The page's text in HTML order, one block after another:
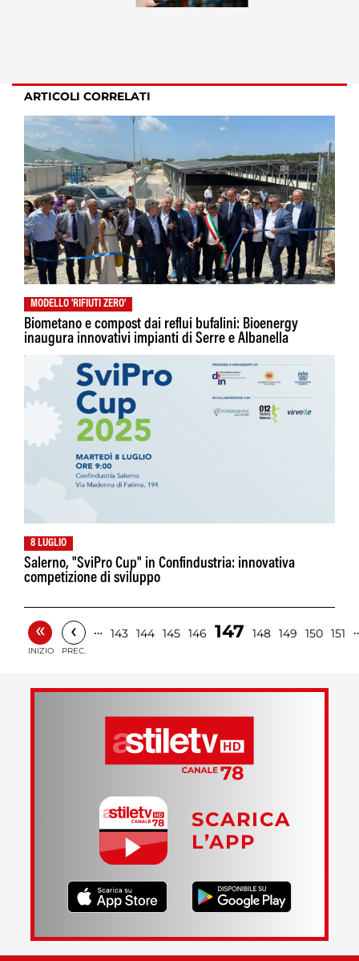
ARTICOLI CORRELATI
MODELLO 'RIFIUTI ZERO'
Biometano e compost dai reflui bufalini: Bioenergy
inaugura innovativi impianti di Serre e Albanella
8 LUGLIO
Salerno, "SviPro Cup" in Confindustria: innovativa
competizione di sviluppo
«
INIZIO
‹
PREC.
… 143 144 145 146 147 148 149 150 151
SCARICA
L’APP